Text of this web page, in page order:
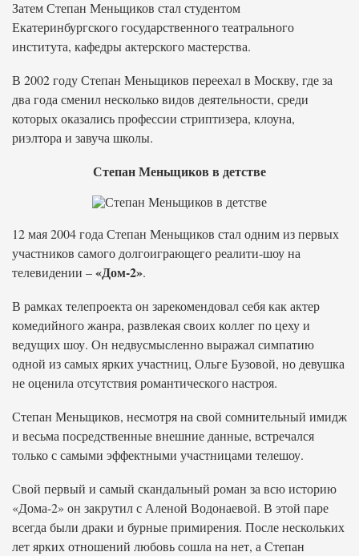
Затем Степан Меньщиков стал студентом
Екатеринбургского государственного театрального
института, кафедры актерского мастерства.
В 2002 году Степан Меньщиков переехал в Москву, где за
два года сменил несколько видов деятельности, среди
которых оказались профессии стриптизера, клоуна,
риэлтора и завуча школы.
Степан Меньщиков в детстве
12 мая 2004 года Степан Меньщиков стал одним из первых
участников самого долгоиграющего реалити-шоу на
телевидении –«Дом-2».
В рамках телепроекта он зарекомендовал себя как актер
комедийного жанра, развлекая своих коллег по цеху и
ведущих шоу. Он недвусмысленно выражал симпатию
одной из самых ярких участниц, Ольге Бузовой, но девушка
не оценила отсутствия романтического настроя.
Степан Меньщиков, несмотря на свой сомнительный имидж
и весьма посредственные внешние данные, встречался
только с самыми эффектными участницами телешоу.
Свой первый и самый скандальный роман за всю историю
«Дома-2» он закрутил с Аленой Водонаевой. В этой паре
всегда были драки и бурные примирения. После нескольких
лет ярких отношений любовь сошла на нет, а Степан